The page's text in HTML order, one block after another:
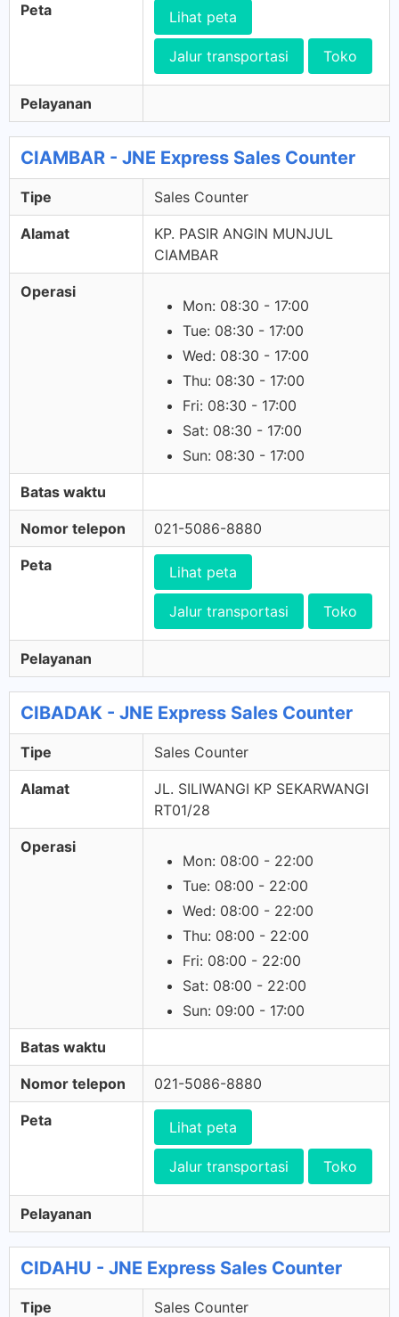
Peta Lihat peta
Jalur transportasi Toko
Pelayanan
CIAMBAR - JNE Express Sales Counter
Tipe Sales Counter
Alamat
KP. PASIR ANGIN MUNJUL
CIAMBAR
Operasi
Mon: 08:30 - 17:00
Tue: 08:30 - 17:00
Wed: 08:30 - 17:00
Thu: 08:30 - 17:00
Fri: 08:30 - 17:00
Sat: 08:30 - 17:00
Sun: 08:30 - 17:00
Batas waktu
Nomor telepon 021-5086-8880
Peta Lihat peta
Jalur transportasi Toko
Pelayanan
CIBADAK - JNE Express Sales Counter
Tipe Sales Counter
Alamat
JL. SILIWANGI KP SEKARWANGI
RT01/28
Operasi
Mon: 08:00 - 22:00
Tue: 08:00 - 22:00
Wed: 08:00 - 22:00
Thu: 08:00 - 22:00
Fri: 08:00 - 22:00
Sat: 08:00 - 22:00
Sun: 09:00 - 17:00
Batas waktu
Nomor telepon 021-5086-8880
Peta Lihat peta
Jalur transportasi Toko
Pelayanan
CIDAHU - JNE Express Sales Counter
Tipe Sales Counter